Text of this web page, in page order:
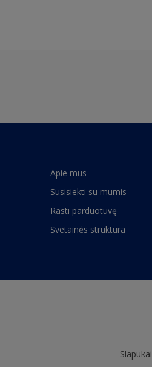
Apie mus
Susisiekti su mumis
Rasti parduotuvę
Svetainės struktūra
Slapukai